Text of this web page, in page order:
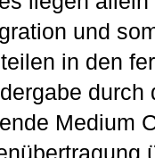
und
in den
durch
Medium